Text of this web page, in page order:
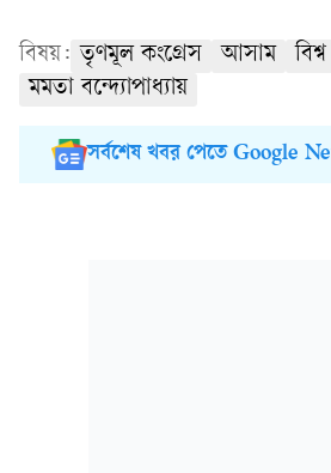
বিষয়: তৃণমূল কংগ্রেস আসাম
মমতা বন্দ্যোপাধ্যায়
সর্বশেষ খবর পেতে Google